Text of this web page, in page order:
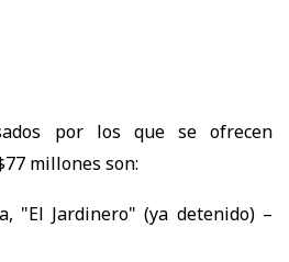
por los que se ofrecen
millones son:
"El Jardinero" (ya detenido) –